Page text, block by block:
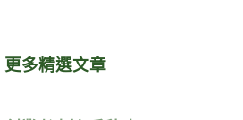
更多精選文章